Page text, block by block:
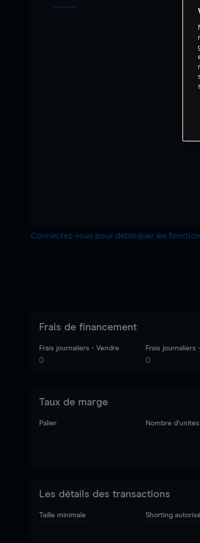
Connectez-vous pour débloquer les
Frais de financement
Frais journaliers - Vendre
0
Frais journaliers
0
Taux de marge
Palier Nombre d’unités
Les détails des transactions
Taille minimale Shorting